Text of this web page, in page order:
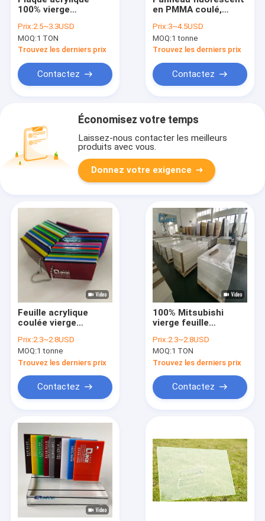
100% vierge
opale, plaque
acrylique coulée pour
barrière acoustique
Prix:2.5~3.3USD
MOQ:1 TON
Trouvez les derniers prix
Contactez
en PMMA coulé,
PMMA, panneau de
décoration
publicitaire
Prix:3~4.5USD
MOQ:1 tonne
Trouvez les derniers prix
Contactez
Économisez votre temps
Laissez-nous contacter les meilleurs
produits avec vous.
Donnez votre exigence
Feuille acrylique
coulée vierge
Personnalisée
Colorée Baignoire
Plastique Découpe
Prix:2.3~2.8USD
MOQ:1 tonne
Trouvez les derniers prix
Contactez
100% Mitsubishi
vierge feuille
personnalisée coupe
de feuille en
plastique MMA
Prix:2.3~2.8USD
MOQ:1 TON
Trouvez les derniers prix
Contactez